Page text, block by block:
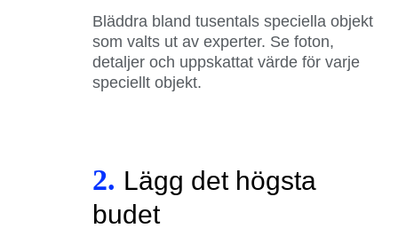
Bläddra bland tusentals speciella objekt
som valts ut av experter. Se foton,
detaljer och uppskattat värde för varje
speciellt objekt.
2. Lägg det högsta
budet